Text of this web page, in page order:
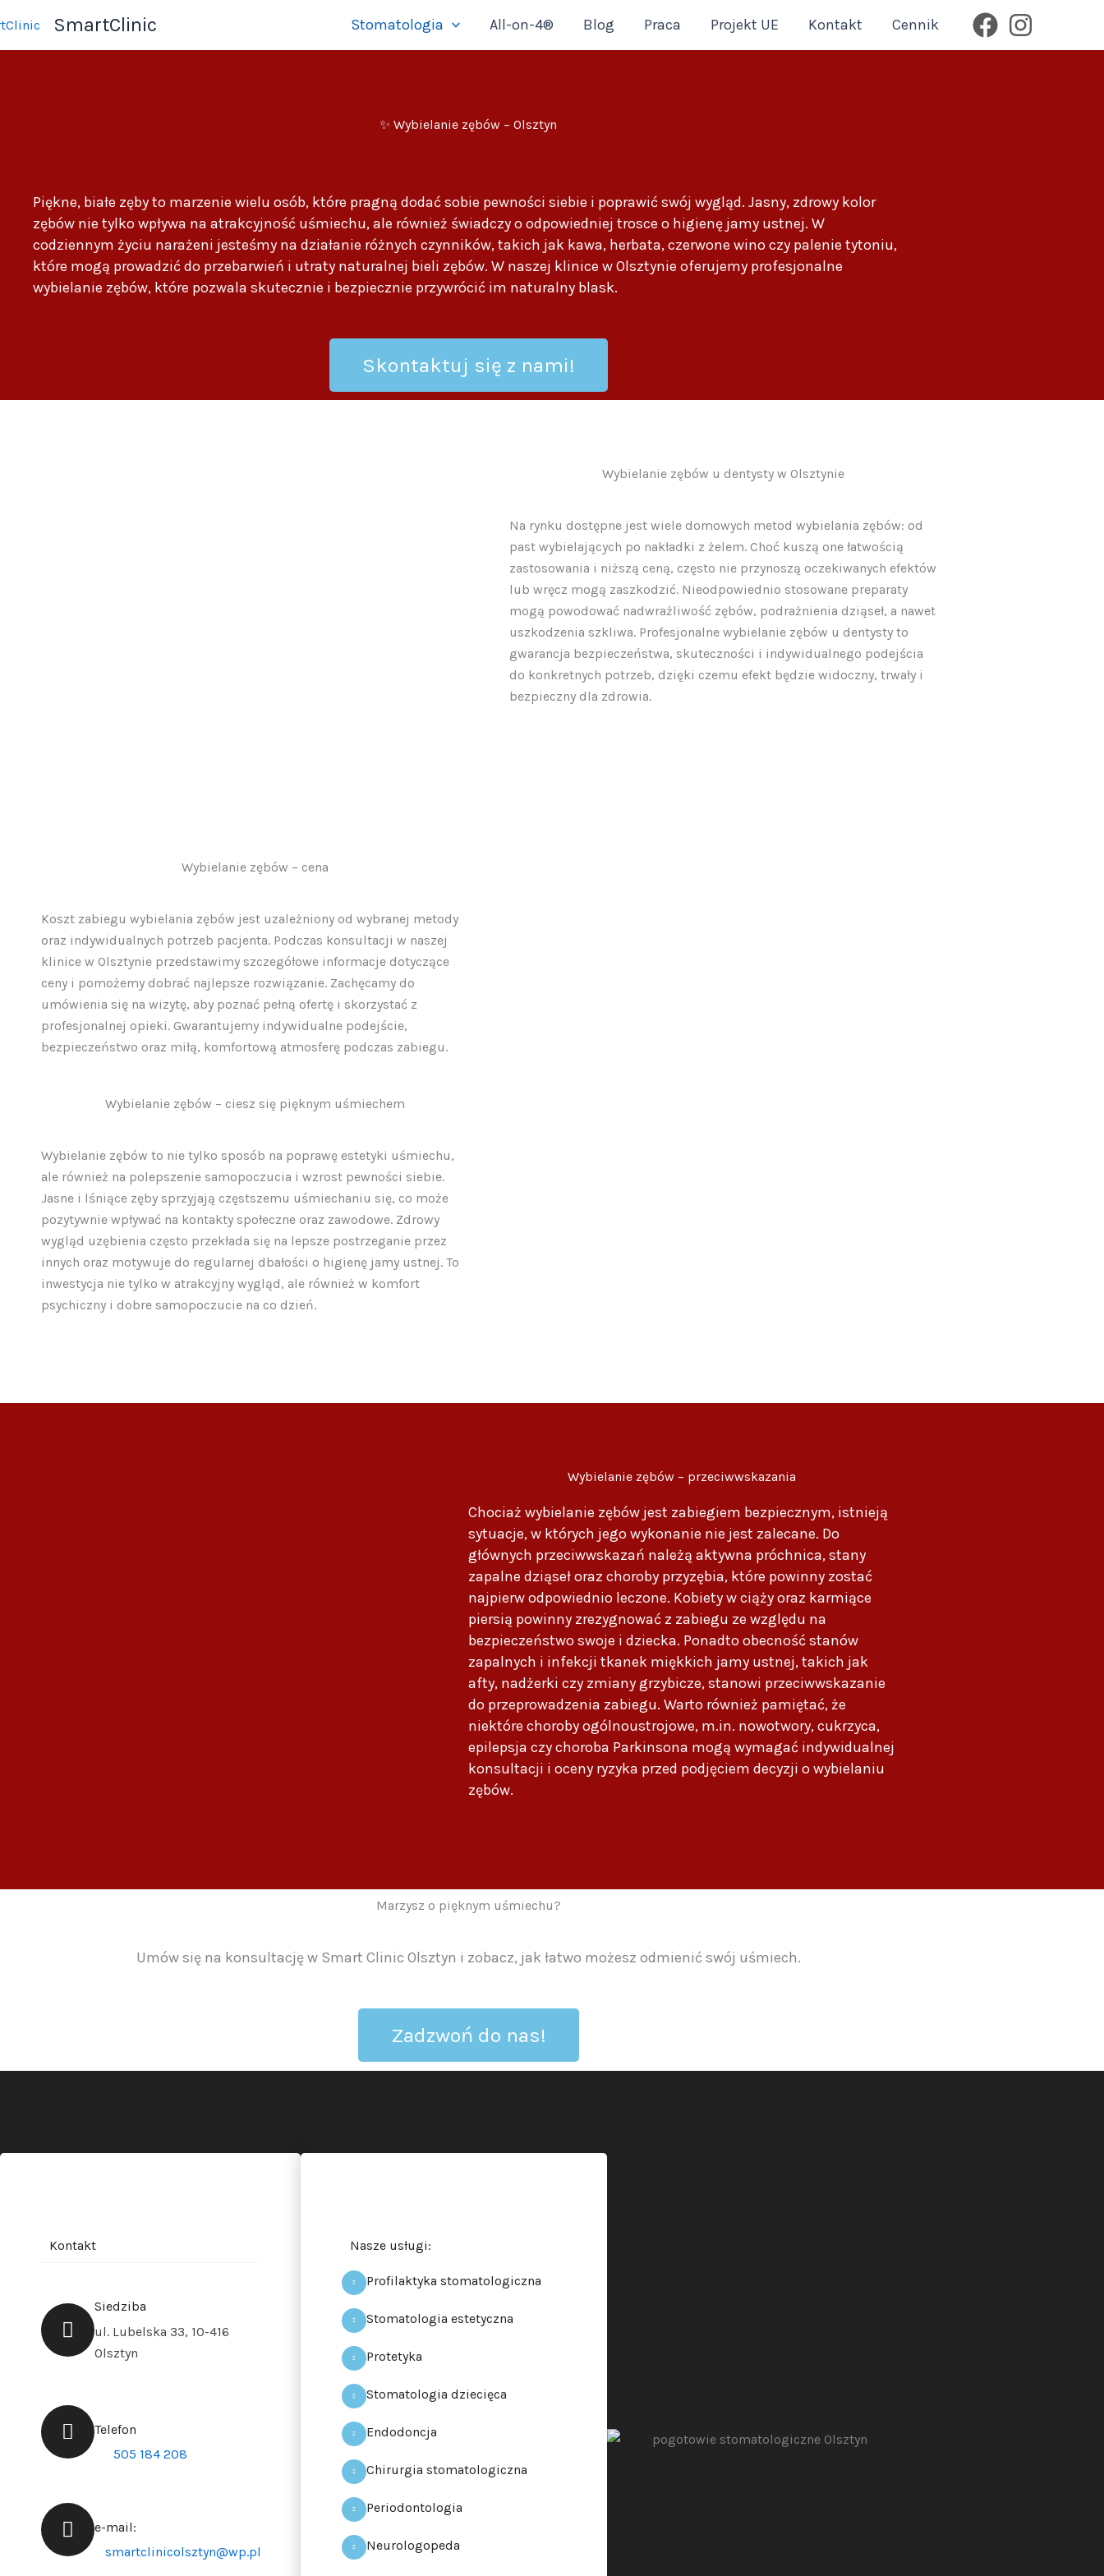
do
treści
SmartClinic Stomatologia All-on-4® Blog Praca Projekt UE Kontakt Cennik
✨ Wybielanie zębów – Olsztyn
Piękne, białe zęby to marzenie wielu osób, które pragną dodać sobie pewności siebie i poprawić swój wygląd. Jasny, zdrowy kolor
zębów nie tylko wpływa na atrakcyjność uśmiechu, ale również świadczy o odpowiedniej trosce o higienę jamy ustnej. W
codziennym życiu narażeni jesteśmy na działanie różnych czynników, takich jak kawa, herbata, czerwone wino czy palenie tytoniu,
które mogą prowadzić do przebarwień i utraty naturalnej bieli zębów. W naszej klinice w Olsztynie oferujemy profesjonalne
wybielanie zębów, które pozwala skutecznie i bezpiecznie przywrócić im naturalny blask.
Skontaktuj się z nami!
Wybielanie zębów u dentysty w Olsztynie
Na rynku dostępne jest wiele domowych metod wybielania zębów: od
past wybielających po nakładki z żelem. Choć kuszą one łatwością
zastosowania i niższą ceną, często nie przynoszą oczekiwanych efektów
lub wręcz mogą zaszkodzić. Nieodpowiednio stosowane preparaty
mogą powodować nadwrażliwość zębów, podrażnienia dziąseł, a nawet
uszkodzenia szkliwa. Profesjonalne wybielanie zębów u dentysty to
gwarancja bezpieczeństwa, skuteczności i indywidualnego podejścia
do konkretnych potrzeb, dzięki czemu efekt będzie widoczny, trwały i
bezpieczny dla zdrowia.
Wybielanie zębów – cena
Koszt zabiegu wybielania zębów jest uzależniony od wybranej metody
oraz indywidualnych potrzeb pacjenta. Podczas konsultacji w naszej
klinice w Olsztynie przedstawimy szczegółowe informacje dotyczące
ceny i pomożemy dobrać najlepsze rozwiązanie. Zachęcamy do
umówienia się na wizytę, aby poznać pełną ofertę i skorzystać z
profesjonalnej opieki. Gwarantujemy indywidualne podejście,
bezpieczeństwo oraz miłą, komfortową atmosferę podczas zabiegu.
Wybielanie zębów – ciesz się pięknym uśmiechem
Wybielanie zębów to nie tylko sposób na poprawę estetyki uśmiechu,
ale również na polepszenie samopoczucia i wzrost pewności siebie.
Jasne i lśniące zęby sprzyjają częstszemu uśmiechaniu się, co może
pozytywnie wpływać na kontakty społeczne oraz zawodowe. Zdrowy
wygląd uzębienia często przekłada się na lepsze postrzeganie przez
innych oraz motywuje do regularnej dbałości o higienę jamy ustnej. To
inwestycja nie tylko w atrakcyjny wygląd, ale również w komfort
psychiczny i dobre samopoczucie na co dzień.
Wybielanie zębów – przeciwwskazania
Chociaż wybielanie zębów jest zabiegiem bezpiecznym, istnieją
sytuacje, w których jego wykonanie nie jest zalecane. Do
głównych przeciwwskazań należą aktywna próchnica, stany
zapalne dziąseł oraz choroby przyzębia, które powinny zostać
najpierw odpowiednio leczone. Kobiety w ciąży oraz karmiące
piersią powinny zrezygnować z zabiegu ze względu na
bezpieczeństwo swoje i dziecka. Ponadto obecność stanów
zapalnych i infekcji tkanek miękkich jamy ustnej, takich jak
afty, nadżerki czy zmiany grzybicze, stanowi przeciwwskazanie
do przeprowadzenia zabiegu. Warto również pamiętać, że
niektóre choroby ogólnoustrojowe, m.in. nowotwory, cukrzyca,
epilepsja czy choroba Parkinsona mogą wymagać indywidualnej
konsultacji i oceny ryzyka przed podjęciem decyzji o wybielaniu
zębów.
Marzysz o pięknym uśmiechu?
Umów się na konsultację w Smart Clinic Olsztyn i zobacz, jak łatwo możesz odmienić swój uśmiech.
Zadzwoń do nas!
Kontakt
Siedziba
ul. Lubelska 33, 10-416
Olsztyn
Telefon
505 184 208
e-mail:
smartclinicolsztyn@wp.pl
Nasze usługi:
Profilaktyka stomatologiczna
Stomatologia estetyczna
Protetyka
Stomatologia dziecięca
Endodoncja
Chirurgia stomatologiczna
Periodontologia
Neurologopeda